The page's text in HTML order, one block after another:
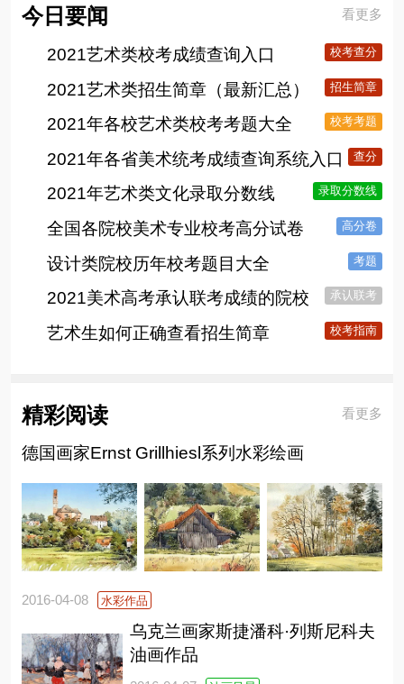
看更多
今日要闻
校考查分
2021艺术类校考成绩查询入口
招生简章
2021艺术类招生简章（最新汇总）
校考考题
2021年各校艺术类校考考题大全
查分
2021年各省美术统考成绩查询系统入口
录取分数线
2021年艺术类文化录取分数线
高分卷
全国各院校美术专业校考高分试卷
考题
设计类院校历年校考题目大全
承认联考
2021美术高考承认联考成绩的院校
校考指南
艺术生如何正确查看招生简章
看更多
精彩阅读
德国画家Ernst Grillhiesl系列水彩绘画
2016-04-08 水彩作品
乌克兰画家斯捷潘科·列斯尼科夫
油画作品